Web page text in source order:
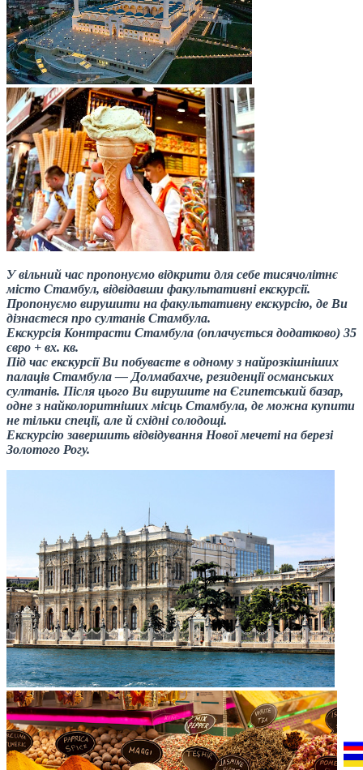
У вільний час пропонуємо відкрити для себе тисячолітнє
місто Стамбул, відвідавши факультативні екскурсії.
Пропонуємо вирушити на факультативну екскурсію, де Ви
дізнаєтеся про султанів Стамбула.
Екскурсія Контрасти Стамбула (оплачується додатково) 35
євро + вх. кв.
Під час екскурсії Ви побуваєте в одному з найрозкішніших
палаців Стамбула — Долмабахче, резиденції османських
султанів. Після цього Ви вирушите на Єгипетський базар,
одне з найколоритніших місць Стамбула, де можна купити
не тільки спеції, але й східні солодощі.
Екскурсію завершить відвідування Нової мечеті на березі
Золотого Рогу.